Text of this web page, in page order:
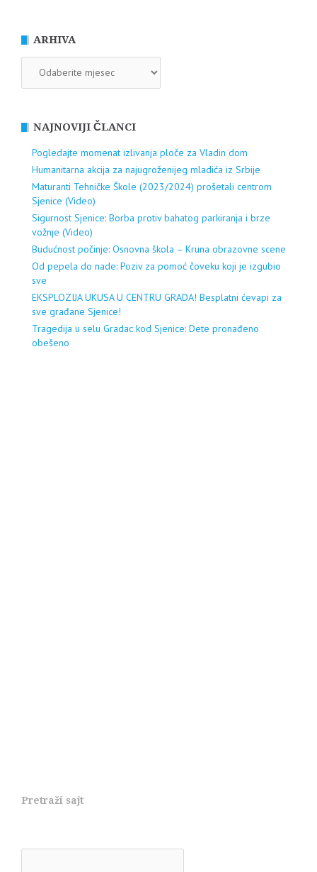
ARHIVA
NAJNOVIJI ČLANCI
Pogledajte momenat izlivanja ploče za Vladin dom
Humanitarna akcija za najugroženijeg mladića iz Srbije
Maturanti Tehničke Škole (2023/2024) prošetali centrom
Sjenice (Video)
Sigurnost Sjenice: Borba protiv bahatog parkiranja i brze
vožnje (Video)
Budućnost počinje: Osnovna škola – Kruna obrazovne scene
Od pepela do nade: Poziv za pomoć čoveku koji je izgubio
sve
EKSPLOZIJA UKUSA U CENTRU GRADA! Besplatni ćevapi za
sve građane Sjenice!
Tragedija u selu Gradac kod Sjenice: Dete pronađeno
obešeno
Pretraži sajt